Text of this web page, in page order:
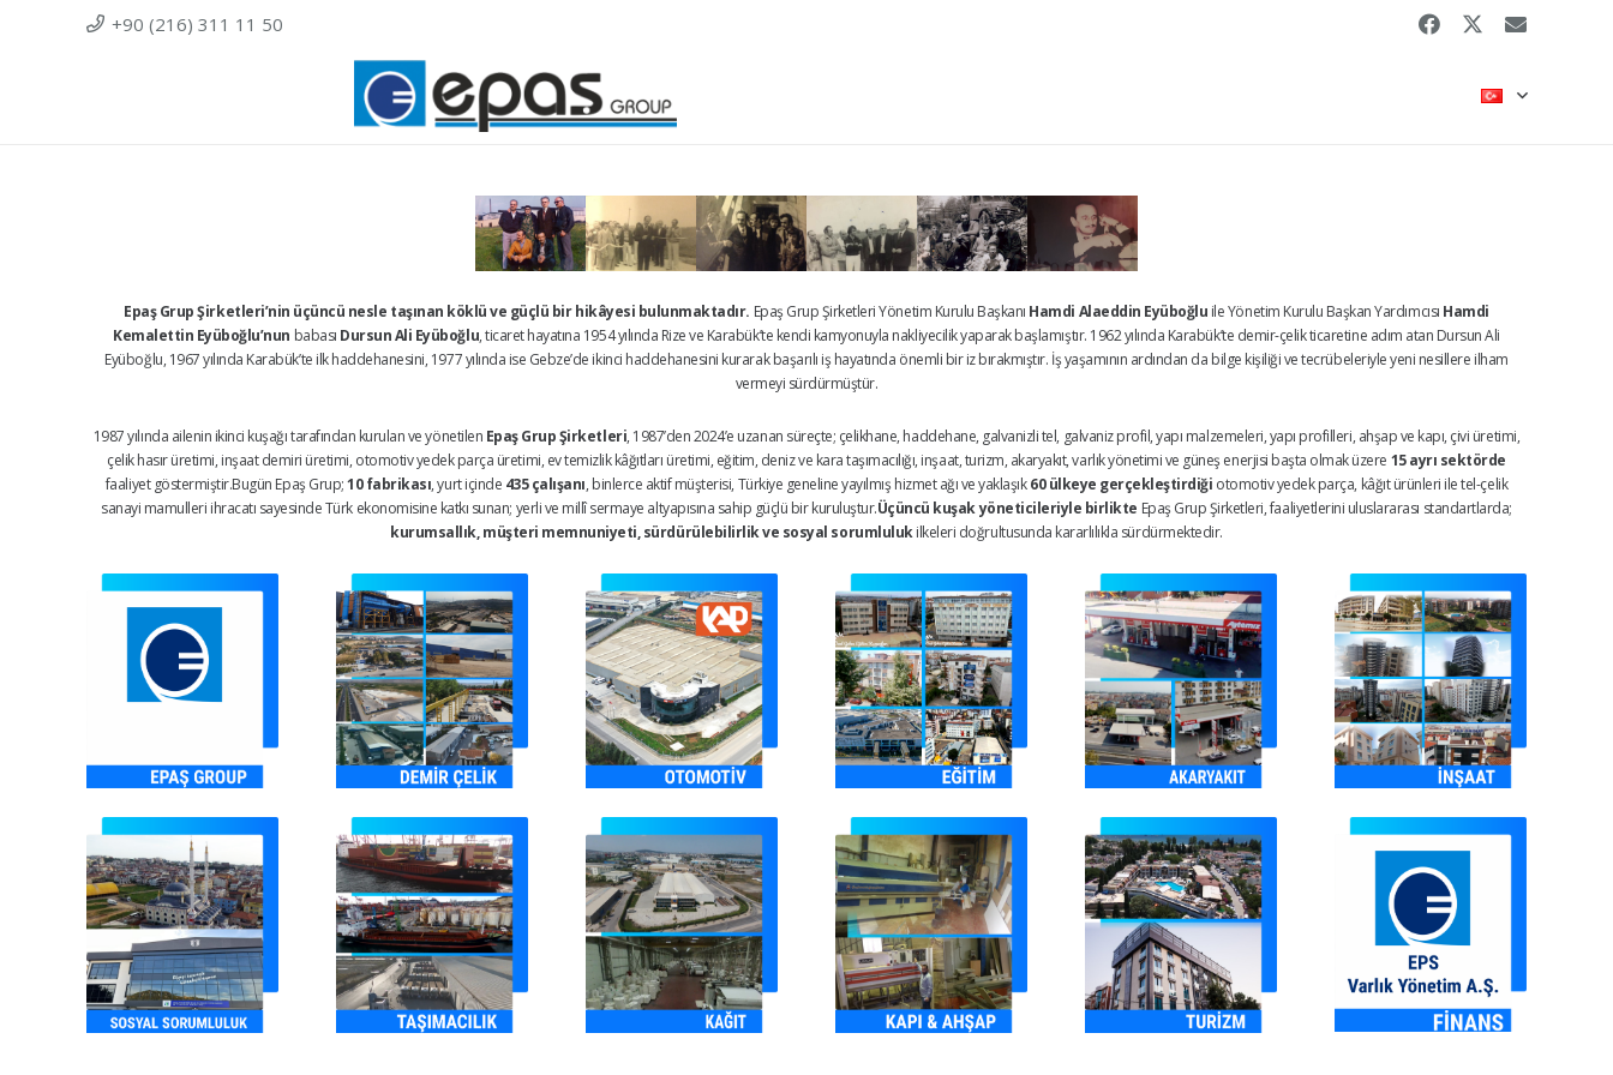
+90 (216) 311 11 50
Epaş Grup Şirketleri’nin üçüncü nesle taşınan köklü ve güçlü bir hikâyesi bulunmaktadır. Epaş Grup Şirketleri Yönetim Kurulu Başkanı Hamdi Alaeddin Eyüboğlu ile Yönetim Kurulu Başkan Yardımcısı Hamdi
Kemalettin Eyüboğlu’nun babası Dursun Ali Eyüboğlu, ticaret hayatına 1954 yılında Rize ve Karabük’te kendi kamyonuyla nakliyecilik yaparak başlamıştır. 1962 yılında Karabük’te demir-çelik ticaretine adım atan Dursun Ali
Eyüboğlu, 1967 yılında Karabük’te ilk haddehanesini, 1977 yılında ise Gebze’de ikinci haddehanesini kurarak başarılı iş hayatında önemli bir iz bırakmıştır. İş yaşamının ardından da bilge kişiliği ve tecrübeleriyle yeni nesillere ilham
vermeyi sürdürmüştür.
1987 yılında ailenin ikinci kuşağı tarafından kurulan ve yönetilen Epaş Grup Şirketleri, 1987’den 2024’e uzanan süreçte; çelikhane, haddehane, galvanizli tel, galvaniz profil, yapı malzemeleri, yapı profilleri, ahşap ve kapı, çivi üretimi,
çelik hasır üretimi, inşaat demiri üretimi, otomotiv yedek parça üretimi, ev temizlik kâğıtları üretimi, eğitim, deniz ve kara taşımacılığı, inşaat, turizm, akaryakıt, varlık yönetimi ve güneş enerjisi başta olmak üzere 15 ayrı sektörde
faaliyet göstermiştir.Bugün Epaş Grup;10 fabrikası, yurt içinde 435 çalışanı, binlerce aktif müşterisi, Türkiye geneline yayılmış hizmet ağı ve yaklaşık60 ülkeye gerçekleştirdiği otomotiv yedek parça, kâğıt ürünleri ile tel-çelik
sanayi mamulleri ihracatı sayesinde Türk ekonomisine katkı sunan; yerli ve millî sermaye altyapısına sahip güçlü bir kuruluştur.Üçüncü kuşak yöneticileriyle birlikte Epaş Grup Şirketleri, faaliyetlerini uluslararası standartlarda;
kurumsallık, müşteri memnuniyeti, sürdürülebilirlik ve sosyal sorumlulukilkeleri doğrultusunda kararlılıkla sürdürmektedir.